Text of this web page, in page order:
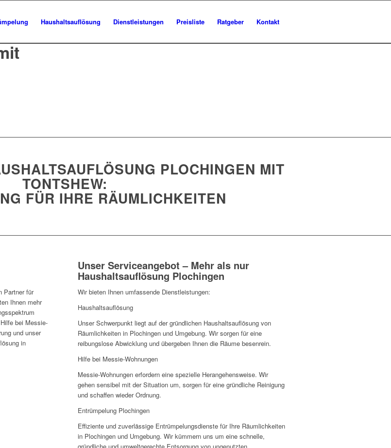
Haushaltsauflösung Dienstleistungen Preisliste Ratgeber Kontakt
PLOCHINGEN MIT
TONTSHEW:
FÜR IHRE RÄUMLICHKEITEN
Partner für
Ihnen mehr
bei Messie-
und unser
in
Unser Serviceangebot – Mehr als nur
Haushaltsauflösung Plochingen
Wir bieten Ihnen umfassende Dienstleistungen:
Haushaltsauflösung
Unser Schwerpunkt liegt auf der gründlichen Haushaltsauflösung von
Räumlichkeiten in Plochingen und Umgebung. Wir sorgen für eine
reibungslose Abwicklung und übergeben Ihnen die Räume besenrein.
Hilfe bei Messie-Wohnungen
Messie-Wohnungen erfordern eine spezielle Herangehensweise. Wir
gehen sensibel mit der Situation um, sorgen für eine gründliche Reinigung
und schaffen wieder Ordnung.
Entrümpelung Plochingen
Effiziente und zuverlässige Entrümpelungsdienste für Ihre Räumlichkeiten
in Plochingen und Umgebung. Wir kümmern uns um eine schnelle,